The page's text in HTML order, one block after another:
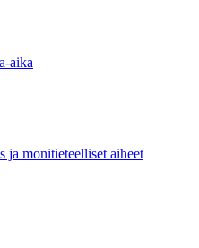
aika
ja monitieteelliset aiheet